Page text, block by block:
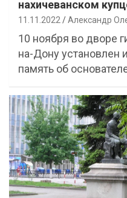
нахичеванском
11.11.2022 Александр
10 ноября во дворе
на-Дону установлен
память об